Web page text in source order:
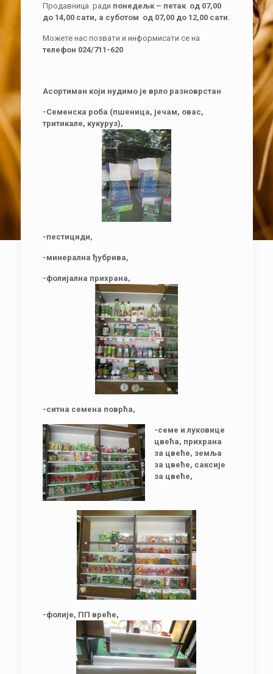
Продавница ради понедељк – петак од 07,00
до 14,00 сати, а суботом од 07,00 до 12,00 сати.
Можете нас позвати и информисати се на
телефон 024/711-620
Асортиман који нудимо је врло разноврстан
-Семенска роба (пшеница, јечам, овас,
тритикале, кукуруз),
-пестициди,
-минерална ђубрива,
-фолијална прихрана,
-ситна семена поврћа,
-семе и луковице
цвећа, прихрана
за цвеће, земља
за цвеће, саксије
за цвеће,
-фолије, ПП вреће,